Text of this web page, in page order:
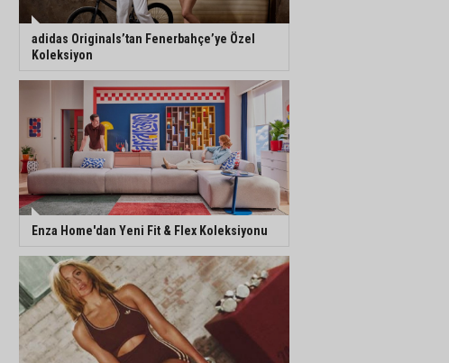
adidas Originals’tan Fenerbahçe’ye Özel
Koleksiyon
Enza Home'dan Yeni Fit & Flex Koleksiyonu